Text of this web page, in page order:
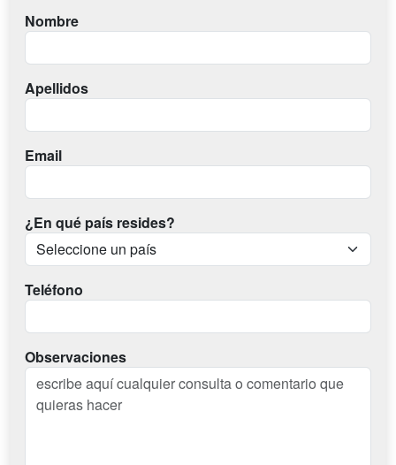
Nombre
Apellidos
Email
¿En qué país resides?
Teléfono
Observaciones